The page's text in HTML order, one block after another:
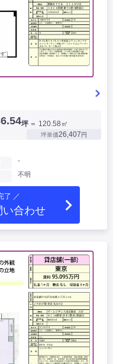
坪 ＝ 120.58㎡
坪単価26,407円
-
不明
了 ／
い合わせ